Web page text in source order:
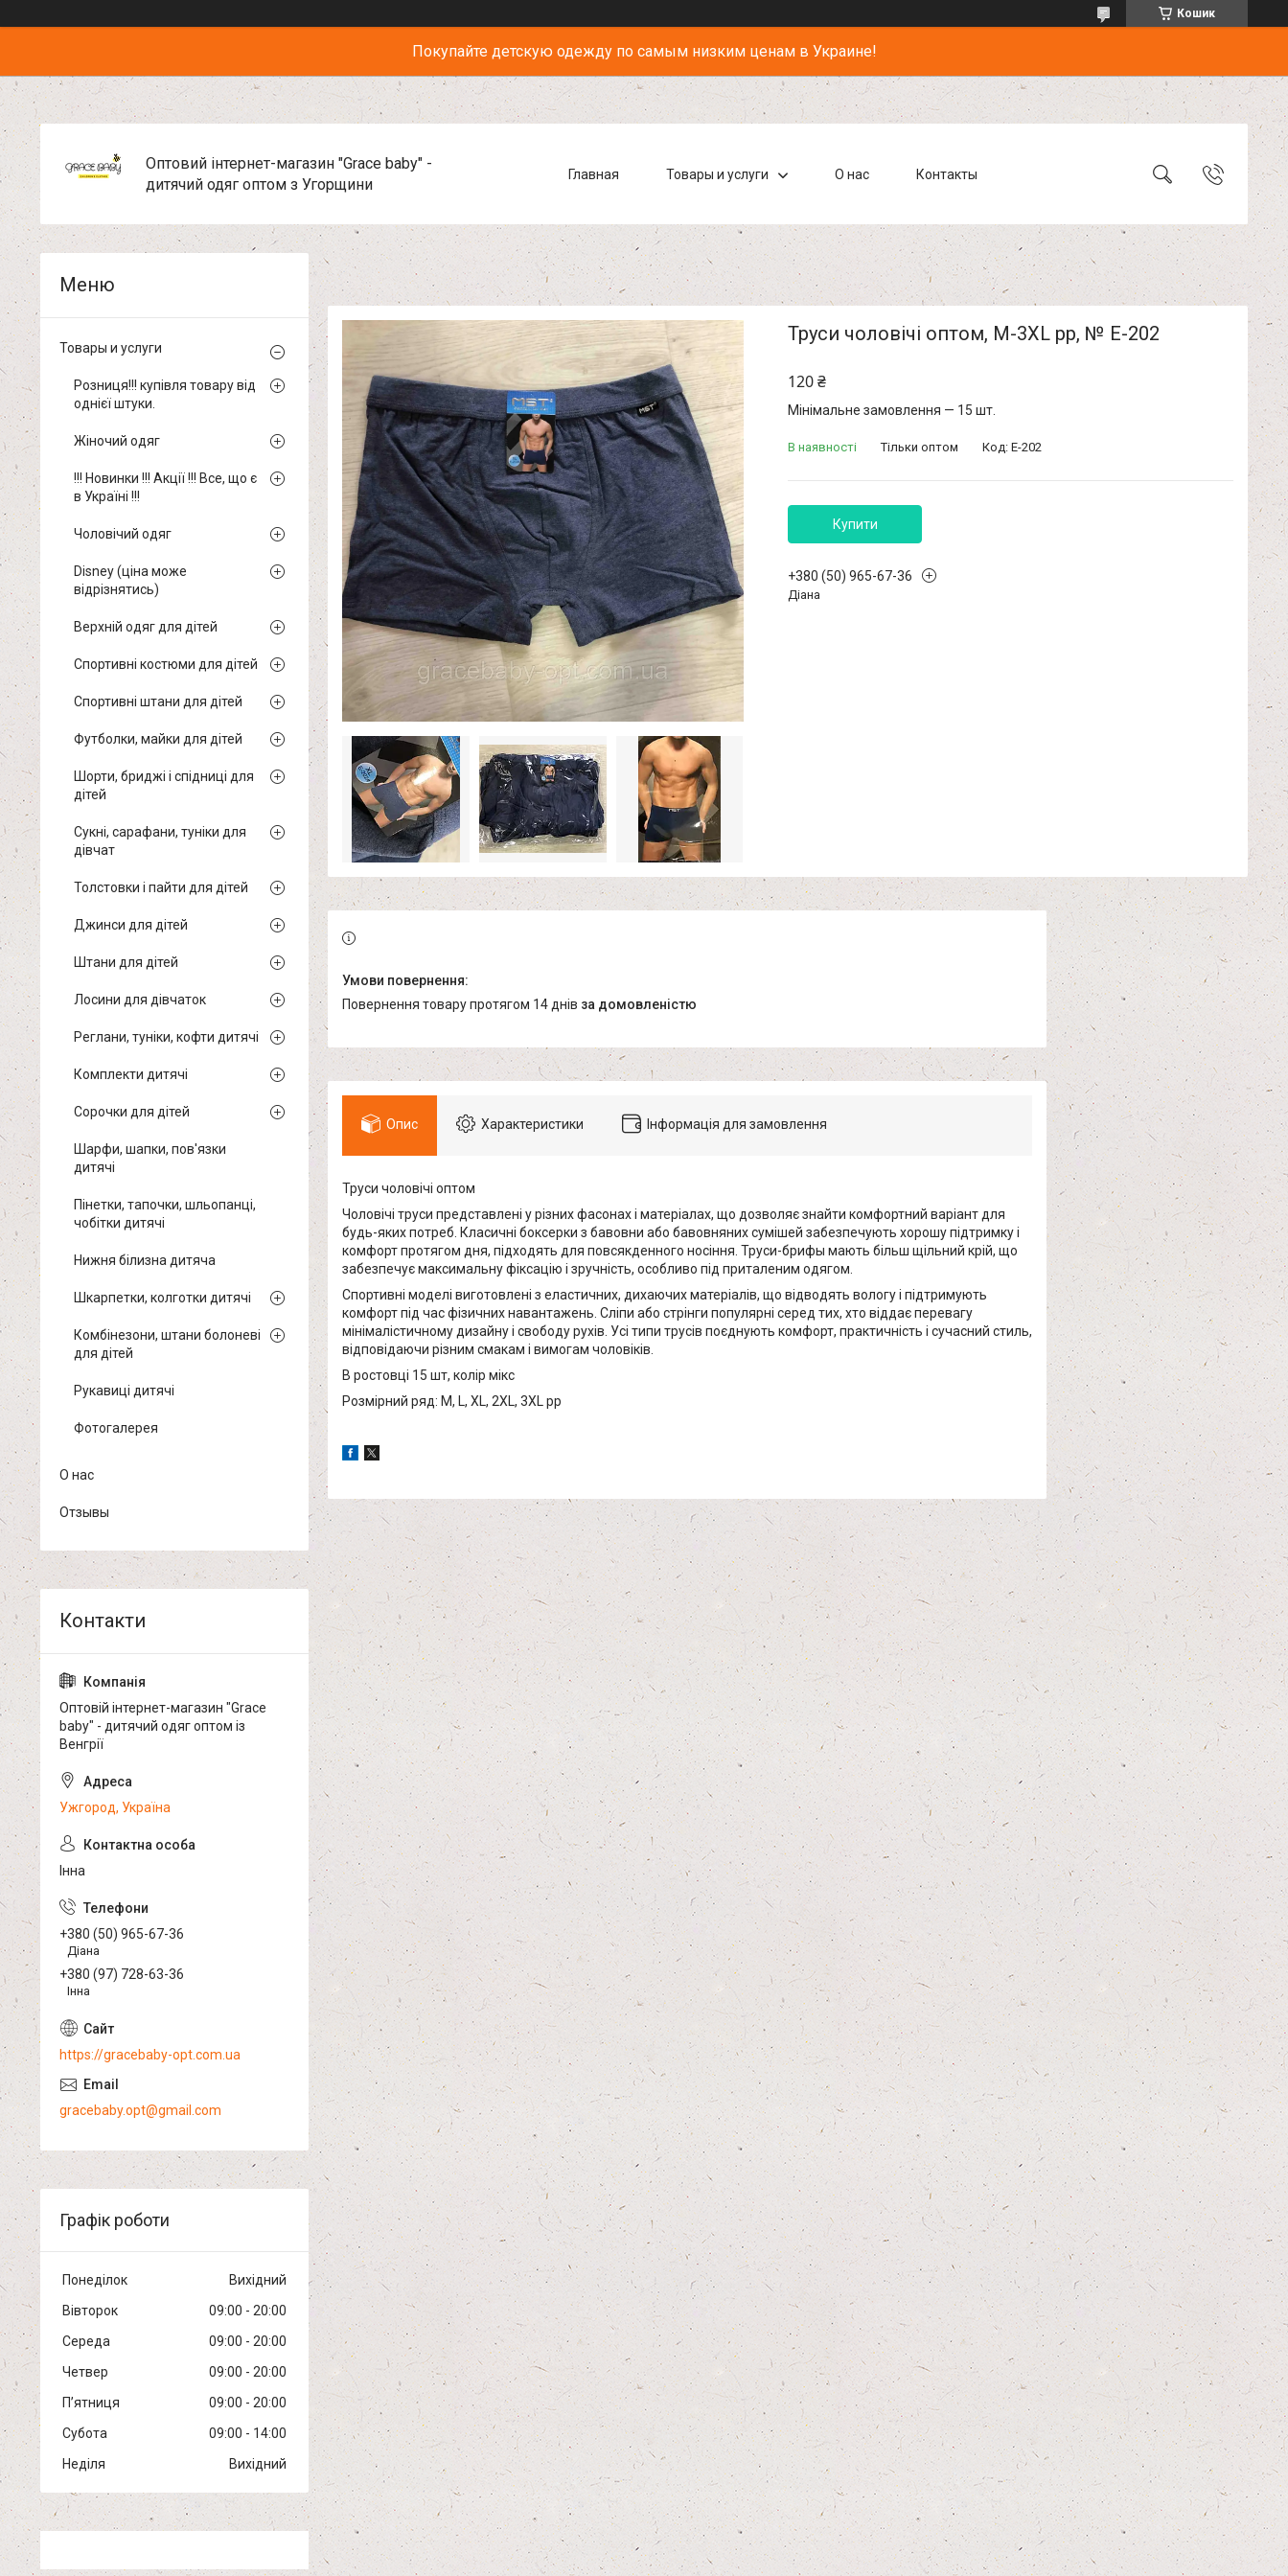
Кошик
Покупайте детскую одежду по самым низким ценам в Украине!
Оптовий інтернет-магазин "Grace baby" -
дитячий одяг оптом з Угорщини
Главная Товары и услуги О нас Контакты
Труси чоловічі оптом, M-3XL pp, № Е-202
120 ₴
Мінімальне замовлення — 15 шт.
В наявності Тільки оптом Код: Е-202
Купити
+380 (50) 965-67-36
Діана
повернення товару протягом 14 днів за домовленістю
Опис Характеристики Інформація для замовлення
Труси чоловічі оптом
Чоловічі труси представлені у різних фасонах і матеріалах, що дозволяє знайти комфортний варіант для
будь-яких потреб. Класичні боксерки з бавовни або бавовняних сумішей забезпечують хорошу підтримку і
комфорт протягом дня, підходять для повсякденного носіння. Труси-брифы мають більш щільний крій, що
забезпечує максимальну фіксацію і зручність, особливо під приталеним одягом.
Спортивні моделі виготовлені з еластичних, дихаючих матеріалів, що відводять вологу і підтримують
комфорт під час фізичних навантажень. Сліпи або стрінги популярні серед тих, хто віддає перевагу
мінімалістичному дизайну і свободу рухів. Усі типи трусів поєднують комфорт, практичність і сучасний стиль,
відповідаючи різним смакам і вимогам чоловіків.
В ростовці 15 шт, колір мікс
Розмірний ряд: M, L, XL, 2XL, 3XL pp
Товары и услуги
Розниця!!! купівля товару від
однієї штуки.
Жіночий одяг
!!! Новинки !!! Акції !!! Все, що є
в Україні !!!
Чоловічий одяг
Disney (ціна може
відрізнятись)
Верхній одяг для дітей
Спортивні костюми для дітей
Спортивні штани для дітей
Футболки, майки для дітей
Шорти, бриджі і спідниці для
дітей
Сукні, сарафани, туніки для
дівчат
Толстовки і пайти для дітей
Джинси для дітей
Штани для дітей
Лосини для дівчаток
Реглани, туніки, кофти дитячі
Комплекти дитячі
Сорочки для дітей
Шарфи, шапки, пов'язки
дитячі
Пінетки, тапочки, шльопанці,
чобітки дитячі
Нижня білизна дитяча
Шкарпетки, колготки дитячі
Комбінезони, штани болоневі
для дітей
Рукавиці дитячі
Фотогалерея
О нас
Отзывы
Оптовій інтернет-магазин "Grace
baby" - дитячий одяг оптом із
Венгрії
Ужгород, Україна
Інна
+380 (50) 965-67-36
Діана
+380 (97) 728-63-36
Інна
https://gracebaby-opt.com.ua
gracebaby.opt@gmail.com
Графік роботи
Понеділок
Вихідний
Вівторок
09:00
20:00
Середа
09:00
20:00
Четвер
09:00
20:00
Пʼятниця
09:00
20:00
Субота
09:00
14:00
Неділя
Вихідний